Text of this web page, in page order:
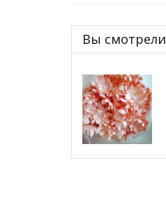
Вы смотрели